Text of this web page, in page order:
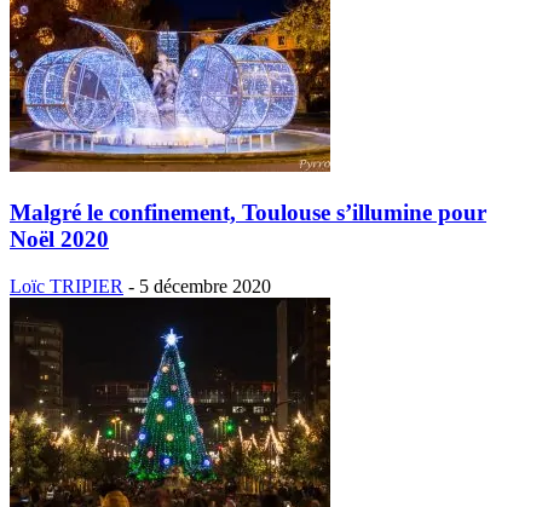
Malgré le confinement, Toulouse s’illumine pour
Noël 2020
Loïc TRIPIER - 5 décembre 2020